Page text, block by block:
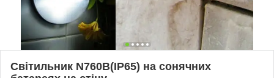
Світильник N760B(IP65) на сонячних